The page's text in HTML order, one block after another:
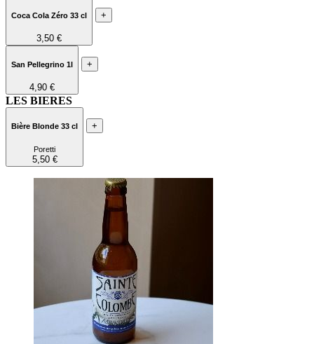
Coca Cola Zéro 33 cl
3,50 €
+
San Pellegrino 1l
4,90 €
+
LES BIERES
Bière Blonde 33 cl
Poretti
5,50 €
+